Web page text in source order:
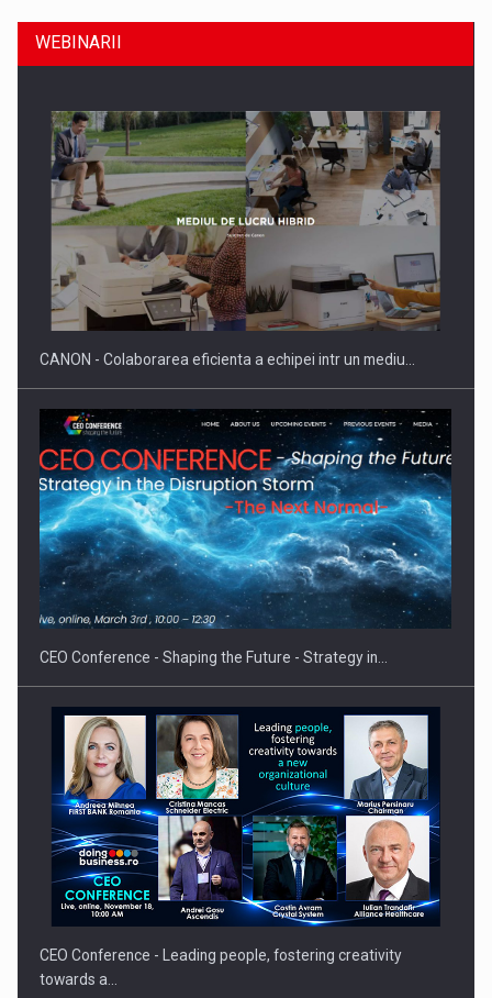
SAPTE PERSONALITATI DIN MEDIUL DE AFACERI, ACADEMIC
SI INSTITUTIONAL…
Hard Enduro Piatra Craiului 2026, fueled by benzinariile RO…
WEBINARII
CANON - Colaborarea eficienta a echipei intr un mediu…
CEO Conference - Shaping the Future - Strategy in…
CEO Conference - Leading people, fostering creativity
towards a…